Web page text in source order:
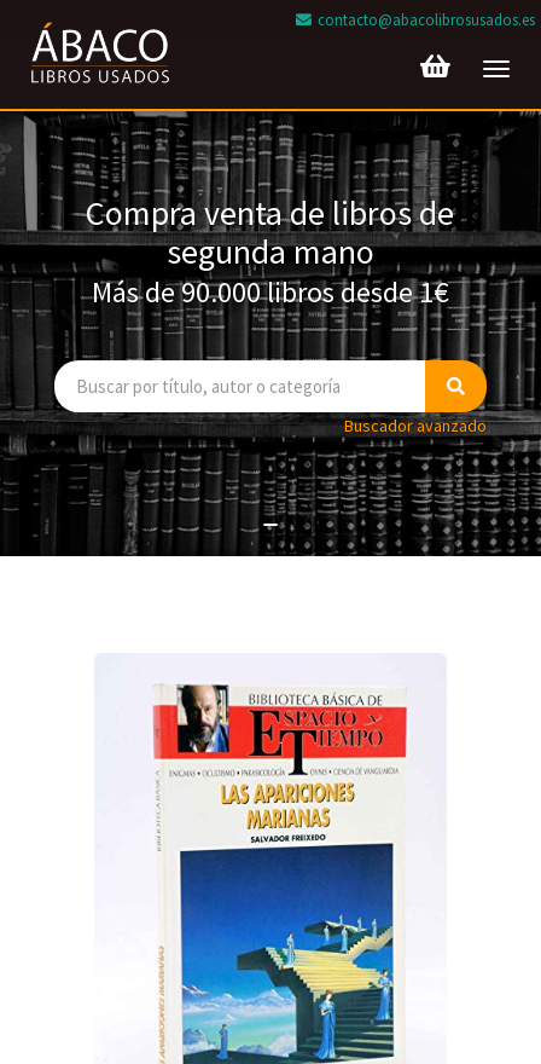
contacto@abacolibrosusados.es
Compra venta de libros de
segunda mano
Más de 90.000 libros desde 1€
Buscador avanzado